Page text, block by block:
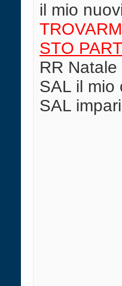
il mio
STO
RR
SAL il mio
SAL